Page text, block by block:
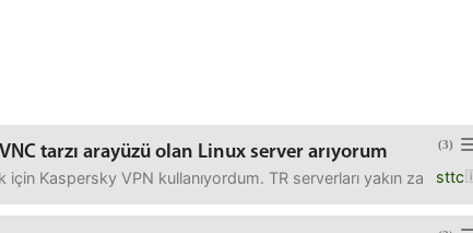
(3)
tarzı arayüzü olan Linux server arıyorum
sttc
için Kaspersky VPN kullanıyordum. TR serverları yakın